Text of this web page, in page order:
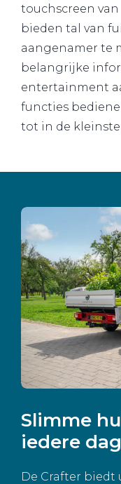
touchscreen
bieden tal van
aangenamer te
belangrijke
entertainment
functies
tot in de kleinste
Slimme
iedere dag
De Crafter